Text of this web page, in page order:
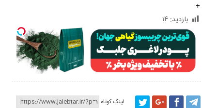
+
بازدید: ۱۴
لینک کوتاه